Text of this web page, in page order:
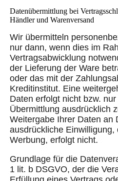
Datenübermittlung bei
Händler und Warenversand
Wir übermitteln
nur dann, wenn dies im
Vertragsabwicklung
der Lieferung der Ware
oder das mit der
Kreditinstitut. Eine
Daten erfolgt nicht bzw.
Übermittlung ausdrücklich
Weitergabe Ihrer Daten an
ausdrückliche
Werbung, erfolgt nicht.
Grundlage für die
1 lit. b DSGVO, der die